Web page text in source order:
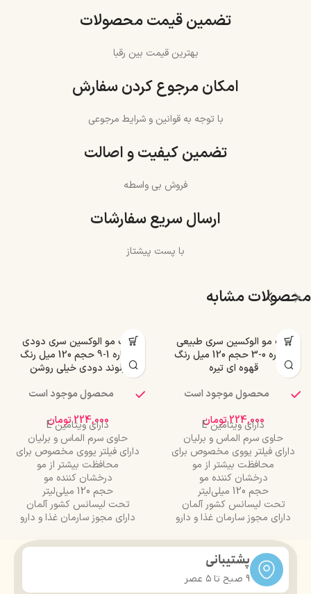
تضمین قیمت محصولات
بهترین قیمت بین رقبا
امکان مرجوع کردن سفارش
با توجه به قوانین و شرایط مرجوعی
تضمین کیفیت و اصالت
فروش بی واسطه
ارسال سریع سفارشات
با پست پیشتاز
محصولات مشابه
رنگ مو الوکسین سری طبیعی
شماره 0-3 حجم 120 میل رنگ
قهوه ای تیره
محصول موجود است
224,000 تومان
دارای ویتامین E
حاوی سرم الماس و برلیان
دارای فیلتر یووی مخصوص برای
محافظت بیشتر از مو
درخشان کننده مو
حجم 120 میلی‌لیتر
تحت لیسانس کشور آلمان
دارای مجوز سارمان غذا و دارو
رنگ مو الوکسین سری دودی
شماره 1-9 حجم 120 میل رنگ
بلوند دودی خیلی روشن
محصول موجود است
224,000 تومان
دارای ویتامین E
حاوی سرم الماس و برلیان
دارای فیلتر یووی مخصوص برای
محافظت بیشتر از مو
درخشان کننده مو
حجم 120 میلی‌لیتر
تحت لیسانس کشور آلمان
دارای مجوز سارمان غذا و دارو
پشتیبانی
9 صبح تا ۵ عصر